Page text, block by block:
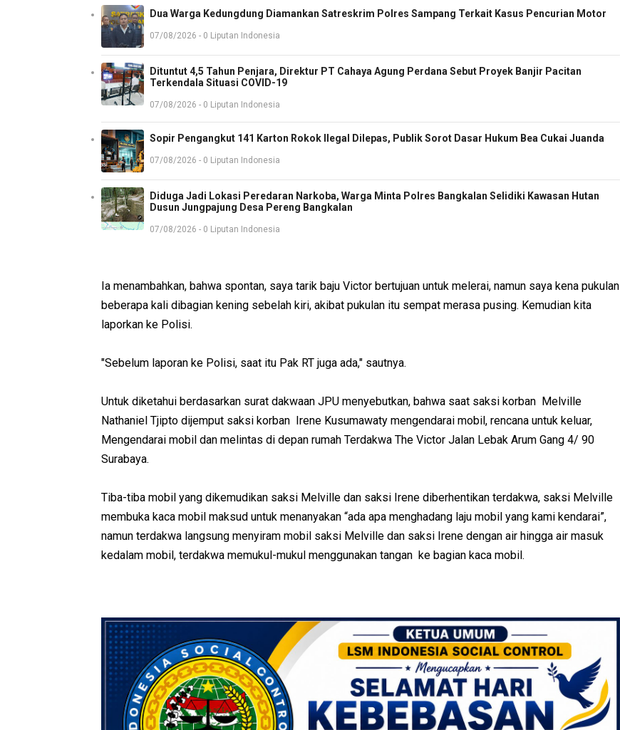
Dua Warga Kedungdung Diamankan Satreskrim Polres Sampang Terkait Kasus Pencurian Motor
07/08/2026 - 0 Liputan Indonesia
Dituntut 4,5 Tahun Penjara, Direktur PT Cahaya Agung Perdana Sebut Proyek Banjir Pacitan
Terkendala Situasi COVID-19
07/08/2026 - 0 Liputan Indonesia
Sopir Pengangkut 141 Karton Rokok Ilegal Dilepas, Publik Sorot Dasar Hukum Bea Cukai Juanda
07/08/2026 - 0 Liputan Indonesia
Diduga Jadi Lokasi Peredaran Narkoba, Warga Minta Polres Bangkalan Selidiki Kawasan Hutan
Dusun Jungpajung Desa Pereng Bangkalan
07/08/2026 - 0 Liputan Indonesia
Ia menambahkan, bahwa spontan, saya tarik baju Victor bertujuan untuk melerai, namun saya kena pukulan
beberapa kali dibagian kening sebelah kiri, akibat pukulan itu sempat merasa pusing. Kemudian kita
laporkan ke Polisi.
"Sebelum laporan ke Polisi, saat itu Pak RT juga ada," sautnya.
Untuk diketahui berdasarkan surat dakwaan JPU menyebutkan, bahwa saat saksi korban Melville
Nathaniel Tjipto dijemput saksi korban Irene Kusumawaty mengendarai mobil, rencana untuk keluar,
Mengendarai mobil dan melintas di depan rumah Terdakwa The Victor Jalan Lebak Arum Gang 4/ 90
Surabaya.
Tiba-tiba mobil yang dikemudikan saksi Melville dan saksi Irene diberhentikan terdakwa, saksi Melville
membuka kaca mobil maksud untuk menanyakan “ada apa menghadang laju mobil yang kami kendarai”,
namun terdakwa langsung menyiram mobil saksi Melville dan saksi Irene dengan air hingga air masuk
kedalam mobil, terdakwa memukul-mukul menggunakan tangan ke bagian kaca mobil.